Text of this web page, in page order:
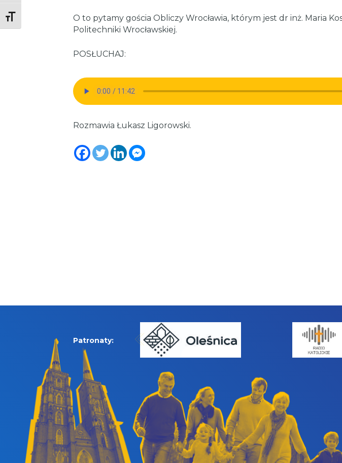
Toggle Font size
O to pytamy gościa Obliczy Wrocławia, którym jest dr inż. Maria
Politechniki Wrocławskiej.
POSŁUCHAJ:
Rozmawia Łukasz Ligorowski.
Patronaty: